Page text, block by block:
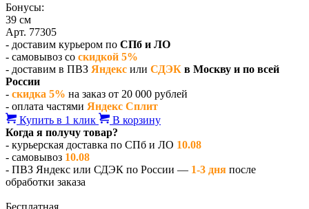
Бонусы:
39 см
Арт. 77305
- доставим курьером по СПб и ЛО
- самовывоз со скидкой 5%
- доставим в ПВЗ Яндекс или СДЭК в Москву и по всей
России
- скидка 5% на заказ от 20 000 рублей
- оплата частями Яндекс Сплит
Купить в 1 клик
В корзину
Когда я получу товар?
- курьерская доставка по СПб и ЛО 10.08
- самовывоз 10.08
- ПВЗ Яндекс или СДЭК по России — 1-3 дня после
обработки заказа
Бесплатная